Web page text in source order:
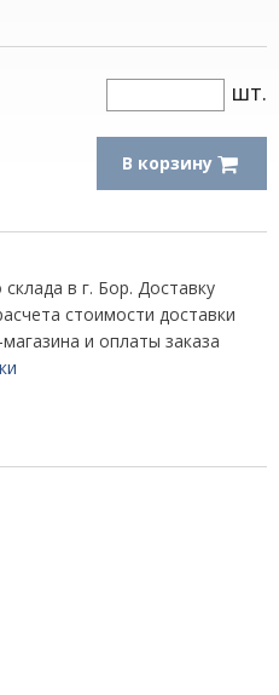
шт.
В корзину
в г. Бор. Доставку
стоимости доставки
и оплаты заказа